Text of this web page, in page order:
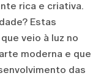
rica e criativa.
Estas
veio à luz no
moderna e que
das